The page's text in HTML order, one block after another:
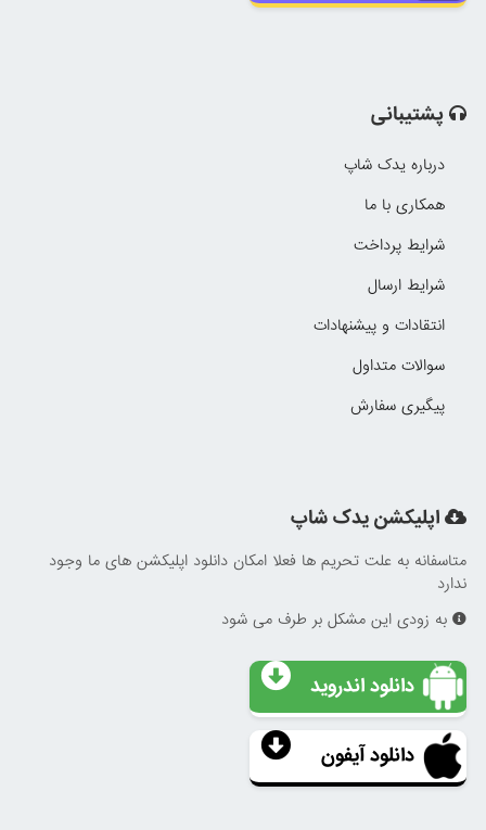
پشتیبانی
درباره یدک شاپ
همکاری با ما
شرایط پرداخت
شرایط ارسال
انتقادات و پیشنهادات
سوالات متداول
پیگیری سفارش
اپلیکشن یدک شاپ
متاسفانه به علت تحریم ها فعلا امکان دانلود اپلیکشن های ما وجود
ندارد
به زودی این مشکل بر طرف می شود
دانلود اندروید
دانلود آیفون